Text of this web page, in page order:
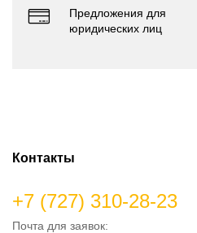
Предложения для
юридических лиц
Контакты
+7 (727) 310-28-23
Почта для заявок: